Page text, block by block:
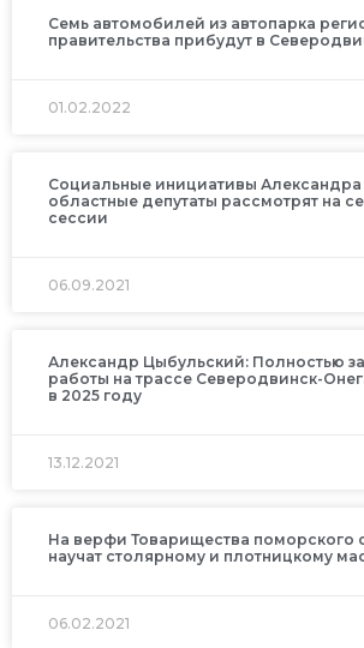
Семь автомобилей из автопарка
правительства прибудут в
01.02.2022
Социальные инициативы Александра
областные депутаты рассмотрят на
сессии
06.09.2021
Александр Цыбульский: Полностью
работы на трассе Северодвинск-
в 2025 году
13.12.2021
На верфи Товарищества поморского
научат столярному и плотницкому
06.02.2021